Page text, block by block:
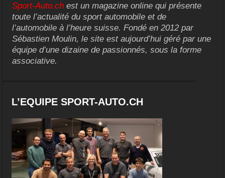
Sport-Auto.ch est un magazine online qui présente
toute l’actualité du sport automobile et de
l’automobile à l’heure suisse. Fondé en 2012 par
Sébastien Moulin, le site est aujourd’hui géré par une
équipe d’une dizaine de passionnés, sous la forme
associative.
L’EQUIPE SPORT-AUTO.CH